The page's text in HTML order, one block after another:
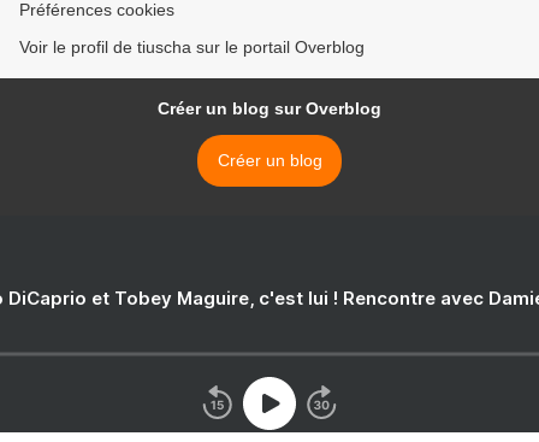
Préférences cookies
Voir le profil de tiuscha sur le portail Overblog
Créer un blog sur Overblog
Créer un blog
DiCaprio et Tobey Maguire, c'est lui ! Rencontre avec